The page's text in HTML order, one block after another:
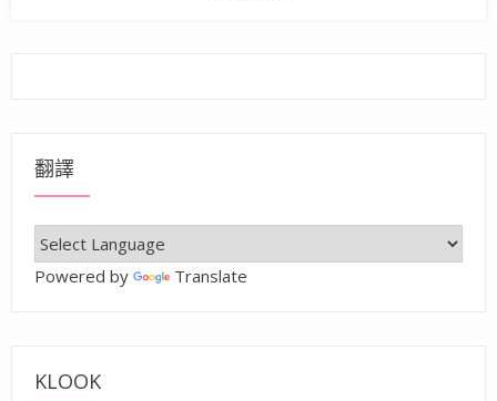
翻譯
Powered by Translate
KLOOK